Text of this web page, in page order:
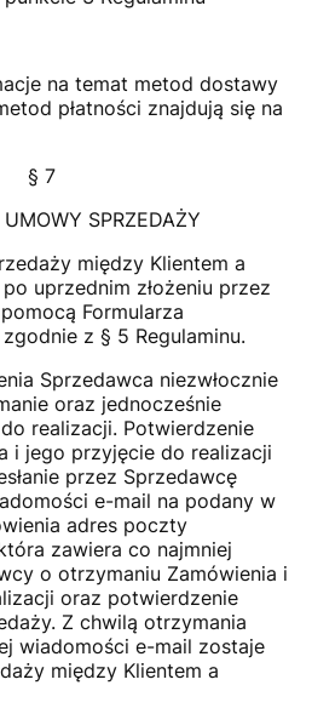
na temat metod dostawy
płatności znajdują się na
§ 7
SPRZEDAŻY
między Klientem a
uprzednim złożeniu przez
Formularza
z § 5 Regulaminu.
Sprzedawca niezwłocznie
oraz jednocześnie
realizacji. Potwierdzenie
i jego przyjęcie do realizacji
przez Sprzedawcę
e-mail na podany w
adres poczty
zawiera co najmniej
o otrzymaniu Zamówienia i
oraz potwierdzenie
Z chwilą otrzymania
wiadomości e-mail zostaje
między Klientem a